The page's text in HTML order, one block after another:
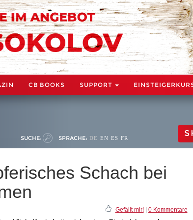
CB BOOKS SUPPORT
SUCHE: SPRACHE: DE EN ES FR
Schach bei
Gefällt mir!| 0 Kommentare